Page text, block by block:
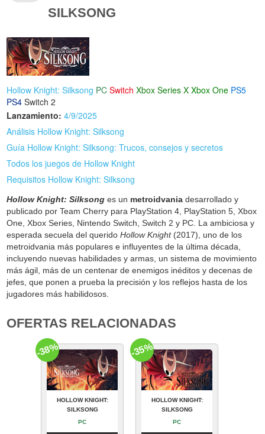
SILKSONG
Hollow Knight: Silksong PC Switch Xbox Series X Xbox One PS5
PS4 Switch 2
Lanzamiento: 4/9/2025
Análisis Hollow Knight: Silksong
Guía Hollow Knight: Silksong: Trucos, consejos y secretos
Todos los juegos de Hollow Knight
Requisitos Hollow Knight: Silksong
Hollow Knight: Silksong es un metroidvania desarrollado y
publicado por Team Cherry para PlayStation 4, PlayStation 5, Xbox
One, Xbox Series, Nintendo Switch, Switch 2 y PC. La ambiciosa y
esperada secuela del queridoHollow Knight(2017), uno de los
metroidvania más populares e influyentes de la última década,
incluyendo nuevas habilidades y armas, un sistema de movimiento
más ágil, más de un centenar de enemigos inéditos y decenas de
jefes, que ponen a prueba la precisión y los reflejos hasta de los
jugadores más habilidosos.
OFERTAS RELACIONADAS
HOLLOW KNIGHT:
SILKSONG
PC
-38%
HOLLOW KNIGHT:
SILKSONG
PC
-35%